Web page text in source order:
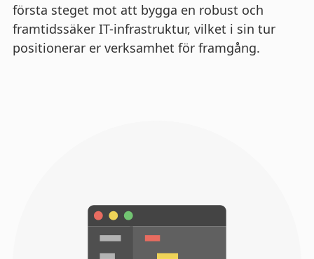
första steget mot att bygga en robust och
framtidssäker IT-infrastruktur, vilket i sin tur
positionerar er verksamhet för framgång.